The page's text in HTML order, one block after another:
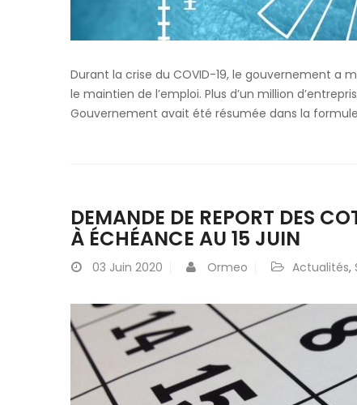
Durant la crise du COVID-19, le gouvernement a
le maintien de l’emploi. Plus d’un million
Gouvernement avait été résumée dans la
DEMANDE DE REPORT DES
À ÉCHÉANCE AU 15 JUIN
03 Juin 2020 Ormeo Actualités,